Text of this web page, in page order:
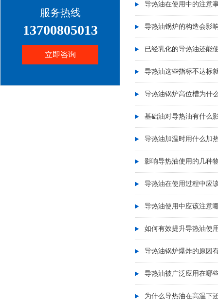
服务热线
13700805013
立即咨询
导热油在使用中的注意
导热油锅炉的构造会影
已经乳化的导热油还能
导热油这些指标不达标
导热油锅炉高位槽为什
基础油对导热油有什么
导热油加温时用什么加
影响导热油使用的几种
导热油在使用过程中应
导热油使用中应该注意
如何有效提升导热油使
导热油锅炉爆炸的原因
导热油被广泛应用在哪
为什么导热油在高温下